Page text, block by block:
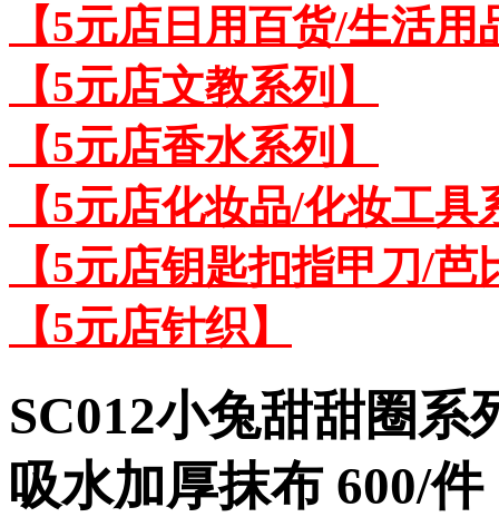
【5元店日用百货/生活
【5元店文教系列】
【5元店香水系列】
【5元店化妆品/化妆工具
【5元店钥匙扣指甲刀/
【5元店针织】
SC012小兔甜甜圈
吸水加厚抹布 600/件